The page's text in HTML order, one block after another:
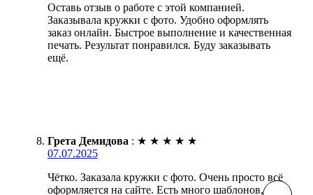
Оставь отзыв о работе с этой компанией.
Заказывала кружки с фото. Удобно оформлять
заказ онлайн. Быстрое выполнение и качественная
печать. Результат понравился. Буду заказывать
ещё.
Грета Демидова : ★ ★ ★ ★ ★
07.07.2025
Чётко. Заказала кружки с фото. Очень просто всё
оформляется на сайте. Есть много шаблонов, есть